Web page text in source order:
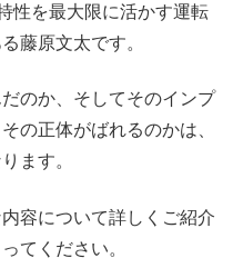
性を最大限に活かす運転
藤原文太です。
のか、そしてそのインプ
の正体がばれるのかは、
ます。
容について詳しくご紹介
てください。